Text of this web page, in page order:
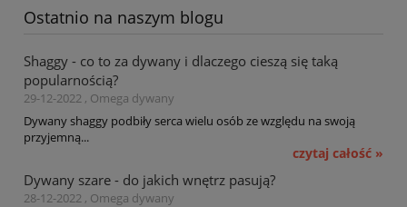
Ostatnio na naszym blogu
Shaggy - co to za dywany i dlaczego cieszą się taką
popularnością?
29-12-2022 , Omega dywany
Dywany shaggy podbiły serca wielu osób ze względu na swoją
przyjemną...
czytaj całość »
Dywany szare - do jakich wnętrz pasują?
28-12-2022 , Omega dywany